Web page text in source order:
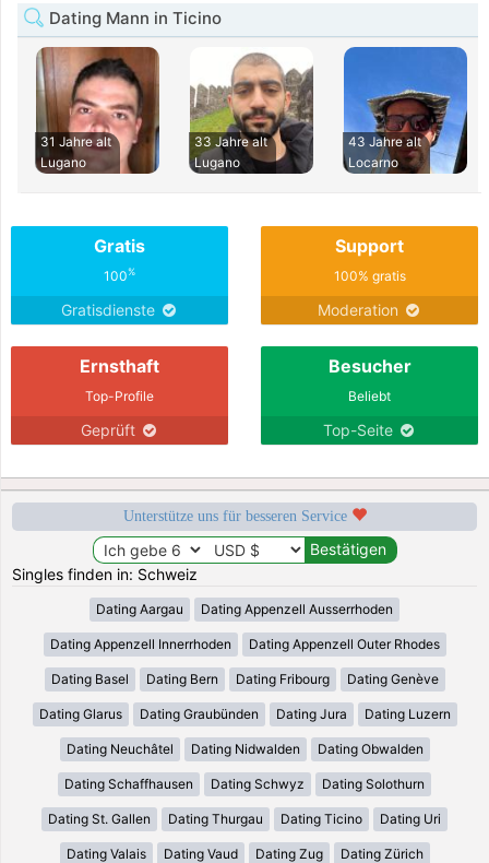
Dating Mann in Ticino
31 Jahre alt
Lugano
33 Jahre alt
Lugano
43 Jahre alt
Locarno
Gratis
100%
Gratisdienste
Support
100% gratis
Moderation
Ernsthaft
Top-Profile
Geprüft
Besucher
Beliebt
Top-Seite
Unterstütze uns für besseren Service
Singles finden in: Schweiz
Dating Aargau Dating Appenzell Ausserrhoden
Dating Appenzell Innerrhoden Dating Appenzell Outer Rhodes
Dating Basel Dating Bern Dating Fribourg Dating Genève
Dating Glarus Dating Graubünden Dating Jura Dating Luzern
Dating Neuchâtel Dating Nidwalden Dating Obwalden
Dating Schaffhausen Dating Schwyz Dating Solothurn
Dating St. Gallen Dating Thurgau Dating Ticino Dating Uri
Dating Valais Dating Vaud Dating Zug Dating Zürich